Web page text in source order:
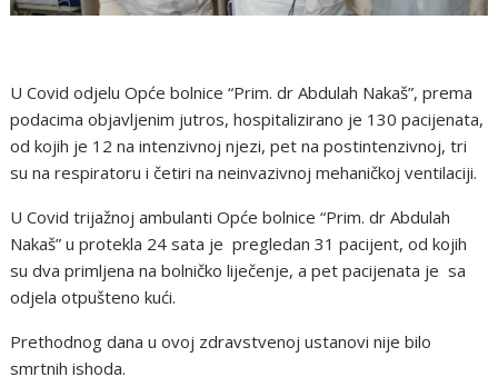
U Covid odjelu Opće bolnice “Prim. dr Abdulah Nakaš”, prema
podacima objavljenim jutros, hospitalizirano je 130 pacijenata,
od kojih je 12 na intenzivnoj njezi, pet na postintenzivnoj, tri
su na respiratoru i četiri na neinvazivnoj mehaničkoj ventilaciji.
U Covid trijažnoj ambulanti Opće bolnice “Prim. dr Abdulah
Nakaš” u protekla 24 sata je pregledan 31 pacijent, od kojih
su dva primljena na bolničko liječenje, a pet pacijenata je sa
odjela otpušteno kući.
Prethodnog dana u ovoj zdravstvenoj ustanovi nije bilo
smrtnih ishoda.